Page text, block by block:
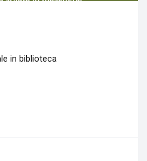
in biblioteca